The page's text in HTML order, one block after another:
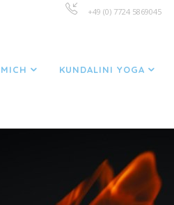
+49 (0) 7724 5869045
KUNDALINI YOGA